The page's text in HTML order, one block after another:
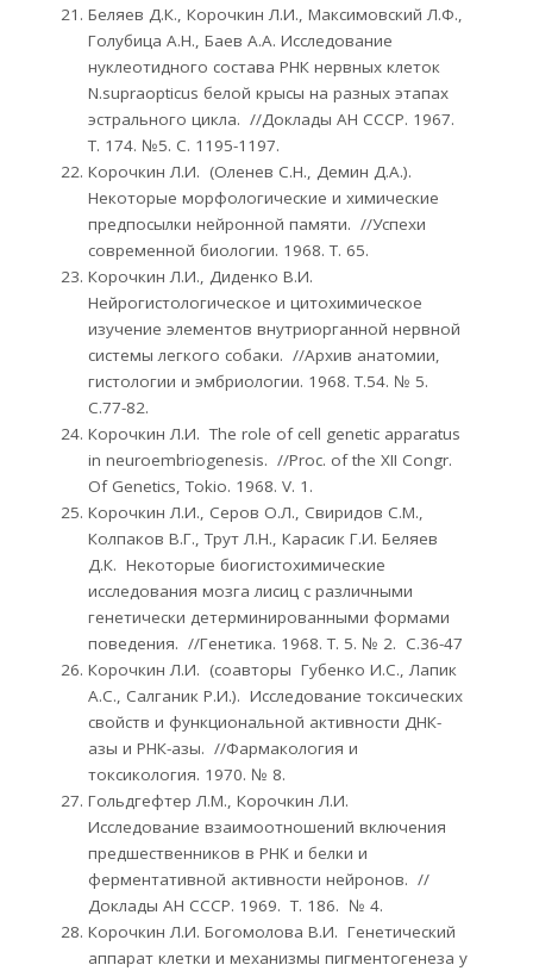
Беляев Д.К., Корочкин Л.И., Максимовский Л.Ф.,
Голубица А.Н., Баев А.А. Исследование
нуклеотидного состава РНК нервных клеток
N.supraopticus белой крысы на разных этапах
эстрального цикла. //Доклады АН СССР. 1967.
Т. 174. №5. С. 1195-1197.
Корочкин Л.И. (Оленев С.Н., Демин Д.А.).
Некоторые морфологические и химические
предпосылки нейронной памяти. //Успехи
современной биологии. 1968. Т. 65.
Корочкин Л.И., Диденко В.И.
Нейрогистологическое и цитохимическое
изучение элементов внутриорганной нервной
системы легкого собаки. //Архив анатомии,
гистологии и эмбриологии. 1968. Т.54. № 5.
С.77-82.
Корочкин Л.И. The role of cell genetic apparatus
in neuroembriogenesis. //Proc. of the XII Congr.
Of Genetics, Tokio. 1968. V. 1.
Корочкин Л.И., Серов О.Л., Свиридов С.М.,
Колпаков В.Г., Трут Л.Н., Карасик Г.И. Беляев
Д.К. Некоторые биогистохимические
исследования мозга лисиц с различными
генетически детерминированными формами
поведения. //Генетика. 1968. Т. 5. № 2. С.36-47
Корочкин Л.И. (соавторы Губенко И.С., Лапик
А.С., Салганик Р.И.). Исследование токсических
свойств и функциональной активности ДНК-
азы и РНК-азы. //Фармакология и
токсикология. 1970. № 8.
Гольдгефтер Л.М., Корочкин Л.И.
Исследование взаимоотношений включения
предшественников в РНК и белки и
ферментативной активности нейронов. //
Доклады АН СССР. 1969. Т. 186. № 4.
Корочкин Л.И. Богомолова В.И. Генетический
аппарат клетки и механизмы пигментогенеза у